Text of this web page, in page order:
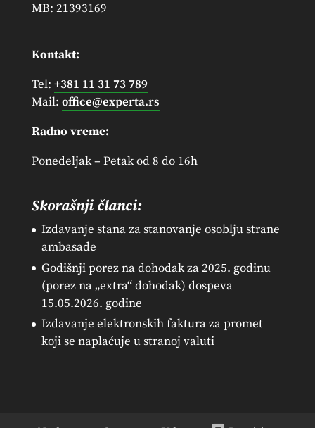
MB: 21393169
Kontakt:
Tel: +381 11 31 73 789
Mail: office@experta.rs
Radno vreme:
Ponedeljak – Petak od 8 do 16h
Skorašnji članci:
Izdavanje stana za stanovanje osoblju strane
ambasade
Godišnji porez na dohodak za 2025. godinu
(porez na „extra“ dohodak) dospeva
15.05.2026. godine
Izdavanje elektronskih faktura za promet
koji se naplaćuje u stranoj valuti